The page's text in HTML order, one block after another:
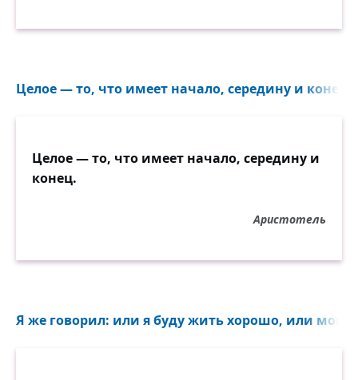
Целое — то, что имеет начало, середину и
Целое — то, что имеет начало, середину и
конец.
Аристотель
Я же говорил: или я буду жить хорошо, или мои